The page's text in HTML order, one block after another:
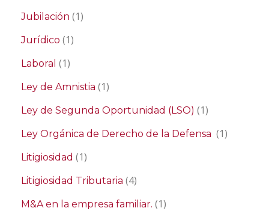
Jubilación (1)
Jurídico (1)
Laboral (1)
Ley de Amnistia (1)
Ley de Segunda Oportunidad (LSO) (1)
Ley Orgánica de Derecho de la Defensa (1)
Litigiosidad (1)
Litigiosidad Tributaria (4)
M&A en la empresa familiar. (1)